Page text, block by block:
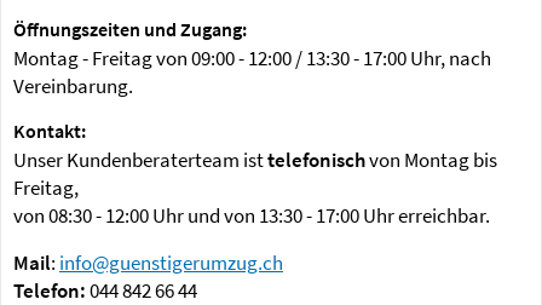
Öffnungszeiten und Zugang:
Montag - Freitag von 09:00 - 12:00 / 13:30 - 17:00 Uhr, nach
Vereinbarung.
Kontakt:
Unser Kundenberaterteam isttelefonischvon Montag bis
Freitag,
von 08:30 - 12:00 Uhr und von 13:30 - 17:00 Uhr erreichbar.
Mail: info@guenstigerumzug.ch
Telefon:044 842 66 44